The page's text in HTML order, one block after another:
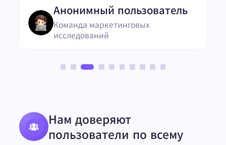
Анонимный пользователь
Команда маркетинговых
исследований
Нам доверяют
пользователи по всему